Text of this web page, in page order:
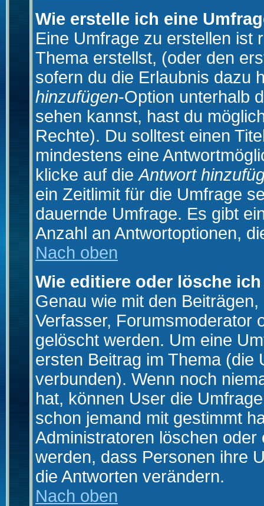
Wie erstelle ich eine
Eine Umfrage zu erstellen ist
Thema erstellst, (oder den
sofern du die Erlaubnis dazu
hinzufügen-Option unterhalb
sehen kannst, hast du
Rechte). Du solltest einen
mindestens eine
klicke auf dieAntwort
ein Zeitlimit für die Umfrage
dauernde Umfrage. Es gibt
Anzahl an Antwortoptionen,
Nach oben
Wie editiere oder lösche
Genau wie mit den
Verfasser, Forumsmoderator
gelöscht werden. Um eine
ersten Beitrag im Thema (die
verbunden). Wenn noch
hat, können User die
schon jemand mit gestimmt
Administratoren löschen
werden, dass Personen ihre
die Antworten verändern.
Nach oben